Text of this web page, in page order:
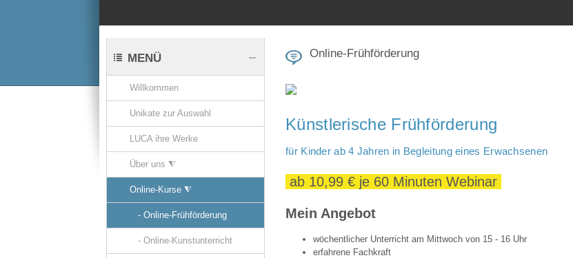
MENÜ
Willkommen
Unikate zur Auswahl
LUCA ihre Werke
Über uns ⧨
Online-Kurse ⧨
- Online-Frühförderung
- Online-Kunstunterricht
Online-Frühförderung
Künstlerische Frühförderung
für Kinder ab 4 Jahren in Begleitung eines Erwachsenen
ab 10,99 € je 60 Minuten Webinar
Mein Angebot
wöchentlicher Unterricht am Mittwoch von 15 - 16 Uhr
erfahrene Fachkraft